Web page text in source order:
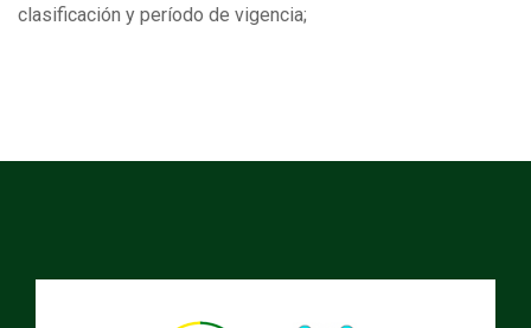
clasificación y período de vigencia;